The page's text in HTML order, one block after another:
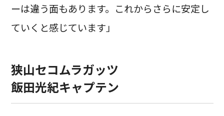
ーは違う面もあります。これからさらに安定し
ていくと感じています」
狭山セコムラガッツ
飯田光紀キャプテン